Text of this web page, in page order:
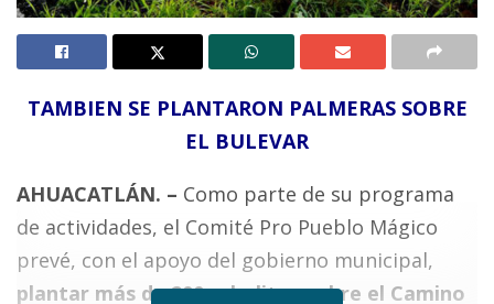
TAMBIEN SE PLANTARON PALMERAS SOBRE
EL BULEVAR
AHUACATLÁN. – Como parte de su programa
de actividades, el Comité Pro Pueblo Mágico
prevé, con el apoyo del gobierno municipal,
plantar más de 200 arbolitos sobre el Camino